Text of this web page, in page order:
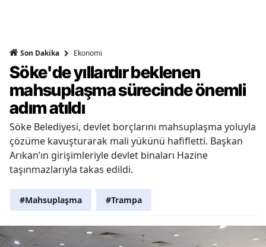
Son Dakika Ekonomi
Söke'de yıllardır beklenen
mahsuplaşma sürecinde önemli
adım atıldı
Söke Belediyesi, devlet borçlarını mahsuplaşma yoluyla
çözüme kavuşturarak mali yükünü hafifletti. Başkan
Arıkan’ın girişimleriyle devlet binaları Hazine
taşınmazlarıyla takas edildi.
#Mahsuplaşma #Trampa